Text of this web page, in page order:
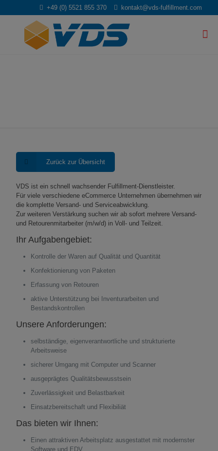
+49 (0) 5521 855 370 kontakt@vds-fulfillment.com
Zurück zur Übersicht
VDS ist ein schnell wachsender Fulfillment-Dienstleister.
Für viele verschiedene eCommerce Unternehmen übernehmen wir
die komplette Versand- und Serviceabwicklung.
Zur weiteren Verstärkung suchen wir ab sofort mehrere Versand-
und Retourenmitarbeiter (m/w/d) in Voll- und Teilzeit.
Ihr Aufgabengebiet:
Kontrolle der Waren auf Qualität und Quantität
Konfektionierung von Paketen
Erfassung von Retouren
aktive Unterstützung bei Inventurarbeiten und
Bestandskontrollen
Unsere Anforderungen:
selbständige, eigenverantwortliche und strukturierte
Arbeitsweise
sicherer Umgang mit Computer und Scanner
ausgeprägtes Qualitätsbewusstsein
Zuverlässigkeit und Belastbarkeit
Einsatzbereitschaft und Flexibiliät
Das bieten wir Ihnen:
Einen attraktiven Arbeitsplatz ausgestattet mit modernster
Software und EDV